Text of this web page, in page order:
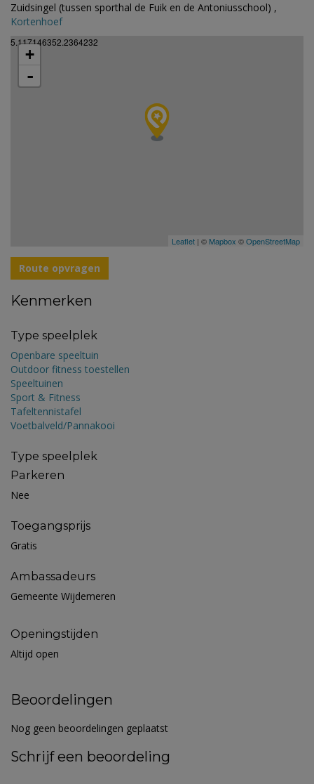
Zuidsingel (tussen sporthal de Fuik en de Antoniusschool) ,
Kortenhoef
5.117146352.2364232
+
-
Leaflet | © Mapbox ©OpenStreetMap
Route opvragen
Kenmerken
Type speelplek
Openbare speeltuin
Outdoor fitness toestellen
Speeltuinen
Sport & Fitness
Tafeltennistafel
Voetbalveld/Pannakooi
Type speelplek
Parkeren
Nee
Toegangsprijs
Gratis
Ambassadeurs
Gemeente Wijdemeren
Openingstijden
Altijd open
Beoordelingen
Nog geen beoordelingen geplaatst
Schrijf een beoordeling